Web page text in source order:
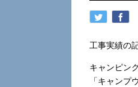
工事実績の
キャンピン
「キャン